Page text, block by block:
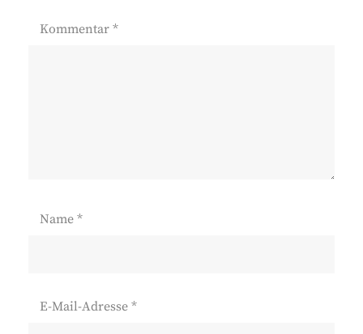
Kommentar *
Name *
E-Mail-Adresse *